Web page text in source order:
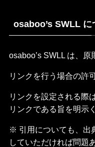
osaboo’s SWLL に
osaboo’s SWLL は、原
リンクを行う場合の許
リンクを設定される際
リンクである旨を明示
※ 引用についても、出
していただければ問題